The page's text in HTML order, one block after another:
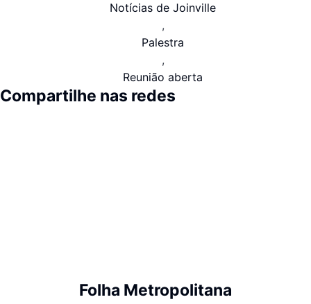
Notícias de Joinville
,
Palestra
,
Reunião aberta
Compartilhe nas redes
Folha Metropolitana